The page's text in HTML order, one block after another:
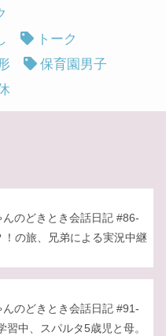
トーク
保育園男子
んのどきとき会話日記 #86-
の旅、兄弟による実況中継
んのどきとき会話日記 #91-
習中、スパルタ5歳児と母。